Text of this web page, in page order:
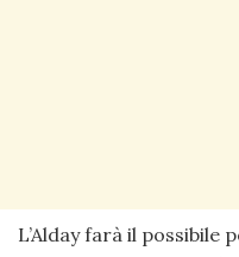
L’Alday farà il possibile